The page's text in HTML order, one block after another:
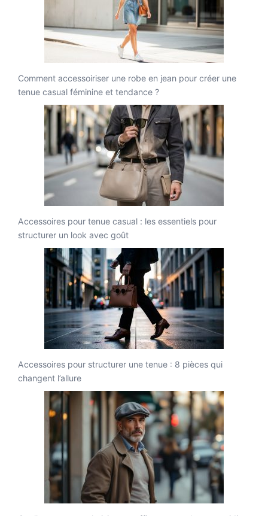
Comment accessoiriser une robe en jean pour créer une
tenue casual féminine et tendance ?
Accessoires pour tenue casual : les essentiels pour
structurer un look avec goût
Accessoires pour structurer une tenue : 8 pièces qui
changent l’allure